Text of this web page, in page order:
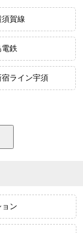
須賀線
電鉄
ライン宇須
ョン